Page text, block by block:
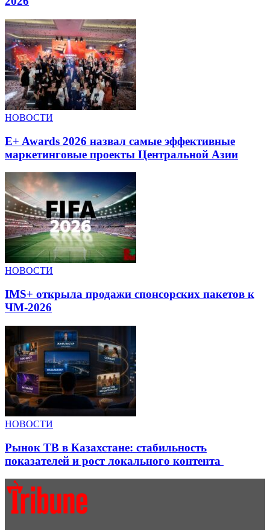
НОВОСТИ
E+ Awards 2026 назвал самые эффективные
маркетинговые проекты Центральной Азии
НОВОСТИ
IMS+ открыла продажи спонсорских пакетов к
ЧМ-2026
НОВОСТИ
Рынок ТВ в Казахстане: стабильность
показателей и рост локального контента